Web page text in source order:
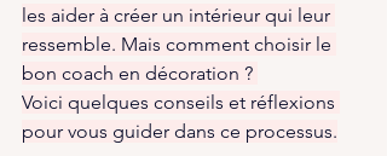
les aider à créer un intérieur qui leur
ressemble. Mais comment choisir le
bon coach en décoration ?
Voici quelques conseils et réflexions
pour vous guider dans ce processus.